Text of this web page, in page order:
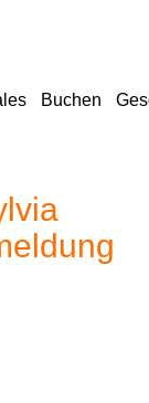
Buchen